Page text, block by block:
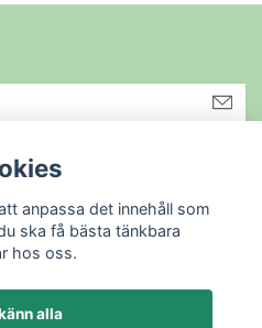
anpassa det innehåll som
ska få bästa tänkbara
hos oss.
alla